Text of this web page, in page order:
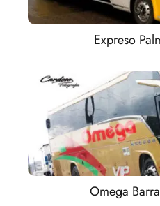
Expreso
Omega